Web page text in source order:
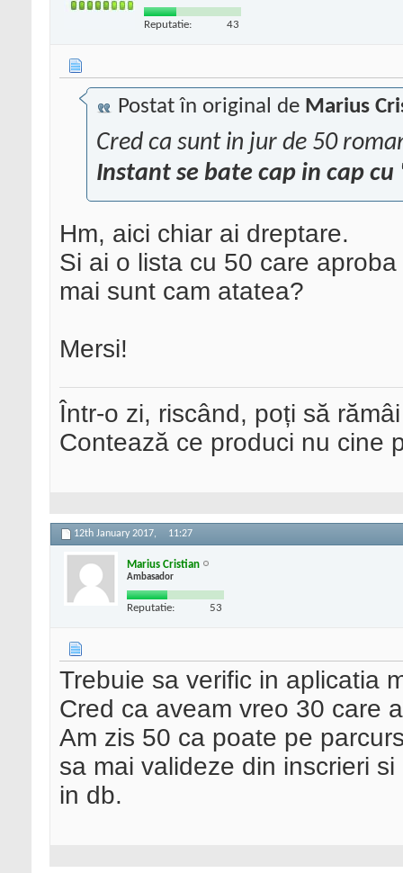
Reputatie: 43
Postat în original de Marius
Cred ca sunt in jur de 50
Instant se bate cap in cap
Hm, aici chiar ai dreptare.
Si ai o lista cu 50 care
mai sunt cam atatea?
Mersi!
Într-o zi, riscând, poți să
Contează ce produci nu cine
12th January 2017, 11:27
Marius Cristian
Ambasador
Reputatie: 53
Trebuie sa verific in aplicatia
Cred ca aveam vreo 30 care
Am zis 50 ca poate pe
sa mai valideze din inscrieri
in db.